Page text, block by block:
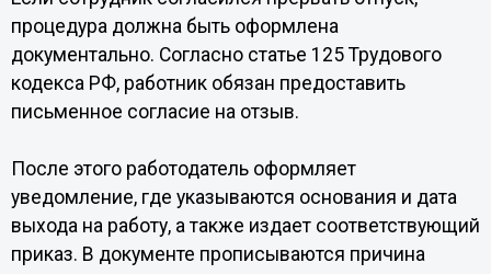
процедура должна быть оформлена
документально. Согласно статье 125 Трудового
кодекса РФ, работник обязан предоставить
письменное согласие на отзыв.
После этого работодатель оформляет
уведомление, где указываются основания и дата
выхода на работу, а также издает соответствующий
приказ. В документе прописываются причина